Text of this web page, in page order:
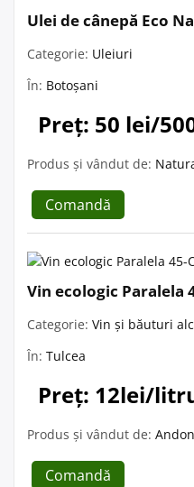
Ulei de cânepă Eco
Categorie: Uleiuri
În: Botoșani
Preț: 50 lei/
Produs și vândut de:
Comandă
Vin ecologic Paralela
Categorie: Vin și băuturi
În: Tulcea
Preț: 12lei/
Produs și vândut de:
Comandă